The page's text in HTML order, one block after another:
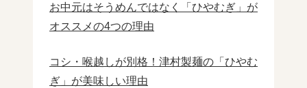
お中元はそうめんではなく「ひやむぎ」が
オススメの4つの理由
コシ・喉越しが別格！津村製麺の「ひやむ
ぎ」が美味しい理由